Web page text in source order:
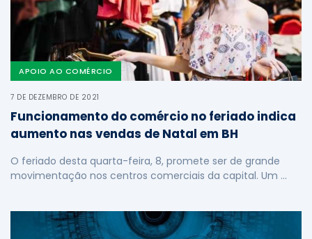
APOIO AO COMÉRCIO
7 DE DEZEMBRO DE 2021
Funcionamento do comércio no feriado indica
aumento nas vendas de Natal em BH
O feriado desta quarta-feira, 8, promete ser de grande
movimentação nos centros comerciais da capital. Um …